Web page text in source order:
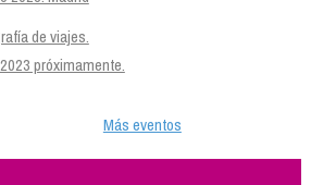
de viajes.
próximamente.
Más eventos